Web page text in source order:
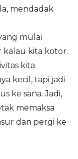
mendadak
mulai
kalau kita kotor.
kita
kecil, tapi jadi
ke sana. Jadi,
memaksa
dan pergi ke